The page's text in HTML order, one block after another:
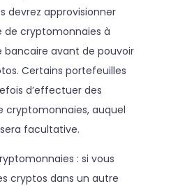
devrez approvisionner
de cryptomonnaies à
bancaire avant de pouvoir
Certains portefeuilles
d’effectuer des
cryptomonnaies, auquel
facultative.
: si vous
cryptos dans un autre